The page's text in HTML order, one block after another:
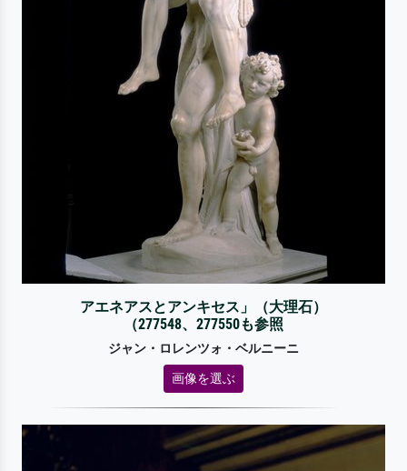
アエネアスとアンキセス」（大理石）
（277548、277550も参照
ジャン・ロレンツォ・ベルニーニ
画像を選ぶ